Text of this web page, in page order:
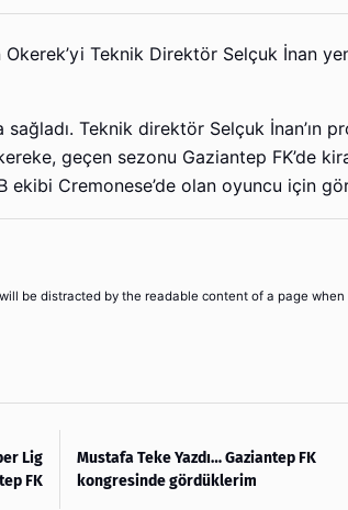
Teknik Direktör Selçuk İnan
Teknik direktör Selçuk İnan’ın
geçen sezonu Gaziantep FK’de
Cremonese’de olan oyuncu için
be distracted by the readable content of a page
Lig
FK
Mustafa Teke Yazdı… Gaziantep FK
kongresinde gördüklerim